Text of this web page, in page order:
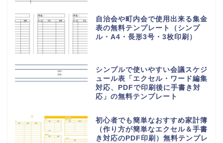
自治会や町内会で使用出来る集金
表の無料テンプレート（シンプ
ル・A4・長形3号・3枚印刷）
シンプルで使いやすい会議スケジ
ュール表「エクセル・ワード編集
対応、PDFで印刷後に手書き対
応」の無料テンプレート
初心者でも簡単なおすすめ家計簿
（作り方が簡単なエクセル＆手書
き対応のPDF印刷）無料テンプレ